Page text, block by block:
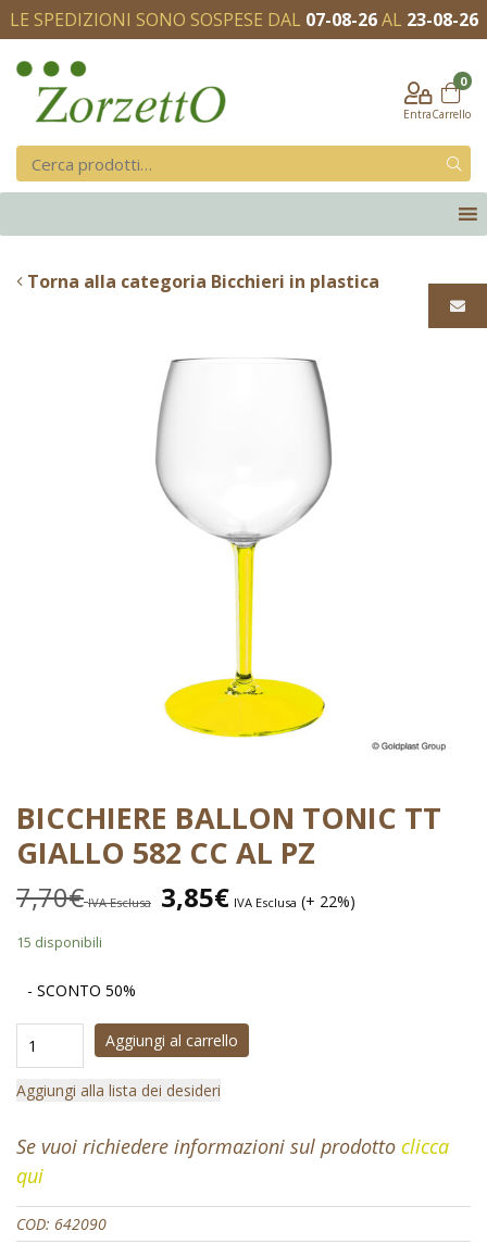
LE SPEDIZIONI SONO SOSPESE DAL 07-08-26AL 23-08-26
Entra
0
Carrello
Torna alla categoria Bicchieri in plastica
BICCHIERE BALLON TONIC TT
GIALLO 582 CC AL PZ
7,70€ IVA Esclusa 3,85€ IVA Esclusa (+ 22%)
15 disponibili
- SCONTO 50%
Aggiungi al carrello
Aggiungi alla lista dei desideri
Se vuoi richiedere informazioni sul prodotto clicca
qui
COD: 642090